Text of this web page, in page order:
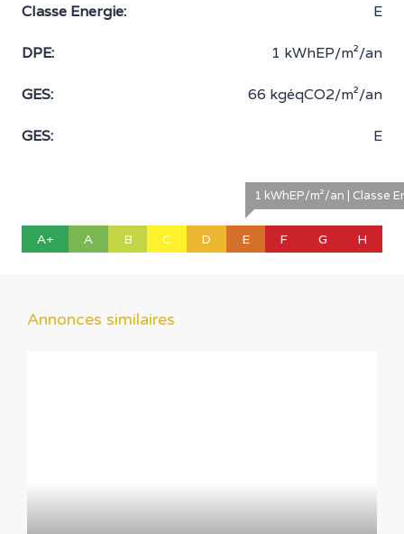
Classe Energie: E
DPE: 1 kWhEP/m²/an
GES: 66 kgéqCO2/m²/an
GES: E
A+ A B C D
1 kWhEP/m²/an | Classe
E F G H
Annonces similaires